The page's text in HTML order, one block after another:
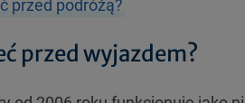
przed podróżą?
przed wyjazdem?